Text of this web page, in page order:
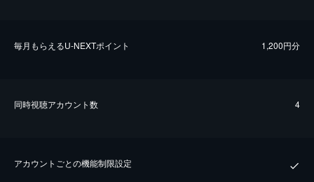
毎⽉もらえるU-NEXTポイント 1,200円分
同時視聴アカウント数 4
アカウントごとの機能制限設定